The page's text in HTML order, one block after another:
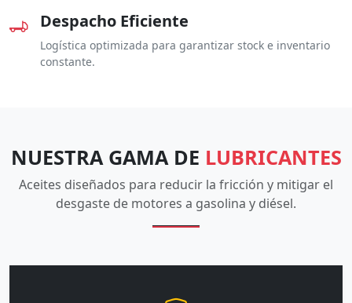
Despacho Eficiente
Logística optimizada para garantizar stock e inventario
constante.
NUESTRA GAMA DE LUBRICANTES
Aceites diseñados para reducir la fricción y mitigar el
desgaste de motores a gasolina y diésel.